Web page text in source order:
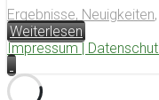
Ergebnisse, Neuigkeiten,
Weiterlesen
Impressum |